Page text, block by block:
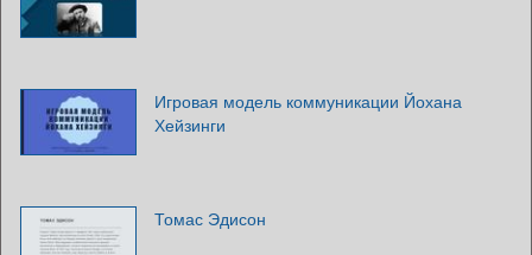
Игровая модель коммуникации Йохана
Хейзинги
Томас Эдисон